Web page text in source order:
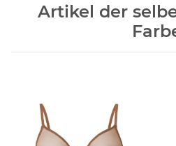
Artikel der